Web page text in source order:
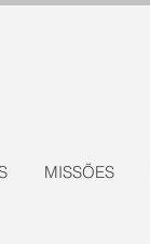
MISSÕES